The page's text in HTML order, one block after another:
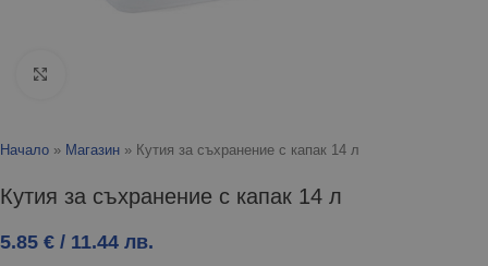
Начало » Магазин » Кутия за съхранение с капак 14 л
Кутия за съхранение с капак 14 л
5.85 € / 11.44 лв.